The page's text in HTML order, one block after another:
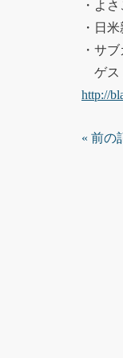
・よ
・日
・サ
ゲス
http://
« 前の